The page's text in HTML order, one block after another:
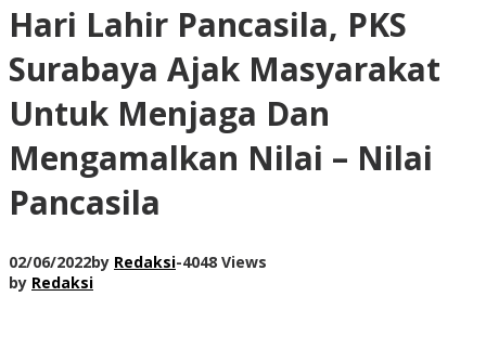
Hari Lahir Pancasila, PKS
Surabaya Ajak Masyarakat
Untuk Menjaga Dan
Mengamalkan Nilai – Nilai
Pancasila
02/06/2022by Redaksi-4048 Views
by Redaksi